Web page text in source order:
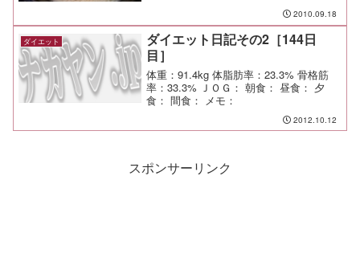
復して良かった。 本当に事故って怖い
な。
2010.09.18
ダイエット
ダイエット日記その2［144日
目］
体重：91.4kg 体脂肪率：23.3% 骨格筋
率：33.3% ＪＯＧ： 朝食： 昼食： 夕
食： 間食： メモ：
2012.10.12
スポンサーリンク